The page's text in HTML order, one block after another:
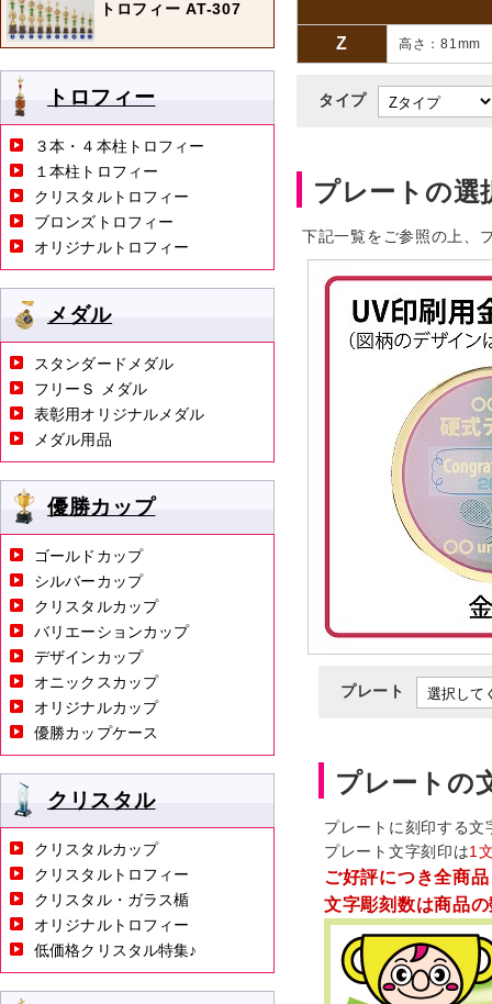
Z 高さ：
タイプ
プレートの選
下記一覧をご参照の上、
プレート
プレートの
プレートに刻印する
プレート文字刻印は1
ご好評につき全商
文字彫刻数は商品
トロフィー AT-307
トロフィー
３本・４本柱トロフィー
１本柱トロフィー
クリスタルトロフィー
ブロンズトロフィー
オリジナルトロフィー
メダル
スタンダードメダル
フリーＳ メダル
表彰用オリジナルメダル
メダル用品
優勝カップ
ゴールドカップ
シルバーカップ
クリスタルカップ
バリエーションカップ
デザインカップ
オニックスカップ
オリジナルカップ
優勝カップケース
クリスタル
クリスタルカップ
クリスタルトロフィー
クリスタル・ガラス楯
オリジナルトロフィー
低価格クリスタル特集♪